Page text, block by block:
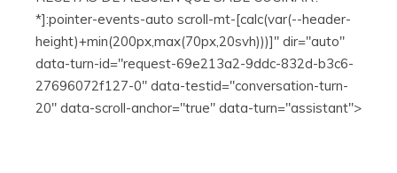
*]:pointer-events-auto scroll-mt-[calc(var(--header-
height)+min(200px,max(70px,20svh)))]" dir="auto"
data-turn-id="request-69e213a2-9ddc-832d-b3c6-
27696072f127-0" data-testid="conversation-turn-
20" data-scroll-anchor="true" data-turn="assistant">